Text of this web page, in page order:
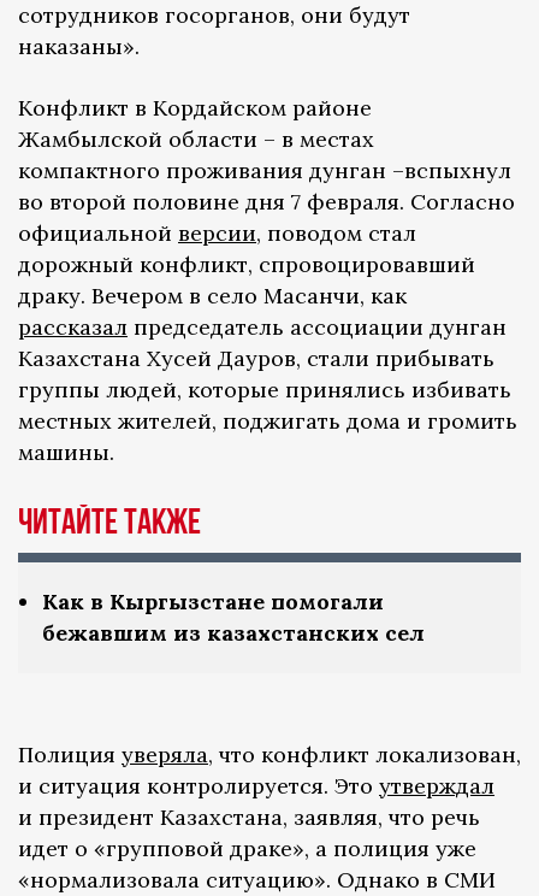
сотрудников госорганов, они будут
наказаны».
Конфликт в Кордайском районе
Жамбылской области – в местах
компактного проживания дунган –вспыхнул
во второй половине дня 7 февраля. Согласно
официальной версии, поводом стал
дорожный конфликт, спровоцировавший
драку. Вечером в село Масанчи, как
рассказал председатель ассоциации дунган
Казахстана Хусей Дауров, стали прибывать
группы людей, которые принялись избивать
местных жителей, поджигать дома и громить
машины.
Читайте также
Как в Кыргызстане помогали
бежавшим из казахстанских сел
Полиция уверяла, что конфликт локализован,
и ситуация контролируется. Это утверждал
и президент Казахстана, заявляя, что речь
идет о «групповой драке», а полиция уже
«нормализовала ситуацию». Однако в СМИ